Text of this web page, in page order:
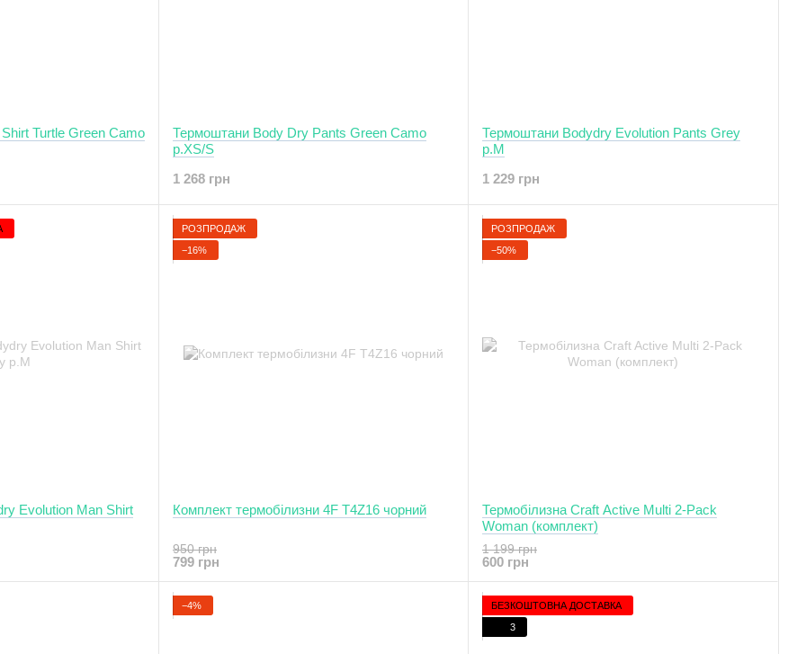
Turtle Green Camo
Термоштани Body Dry Pants Green Camo
р.XS/S
1 268 грн
Термоштани Bodydry Evolution Pants Grey
р.M
1 229 грн
Evolution Man Shirt
РОЗПРОДАЖ
−16%
Комплект термобілизни 4F T4Z16 чорний
950 грн
799 грн
РОЗПРОДАЖ
−50%
Термобілизна Craft Active Multi 2-Pack
Woman (комплект)
1 199 грн
600 грн
−4%
БЕЗКОШТОВНА ДОСТАВКА
3